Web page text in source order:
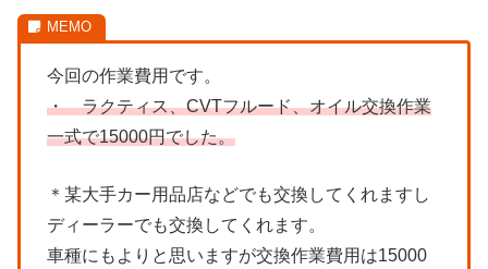
今回の作業費用です。
・ ラクティス、CVTフルード、オイル交換作業
一式で15000円でした。
＊某大手カー用品店などでも交換してくれますし
ディーラーでも交換してくれます。
車種にもよりと思いますが交換作業費用は15000